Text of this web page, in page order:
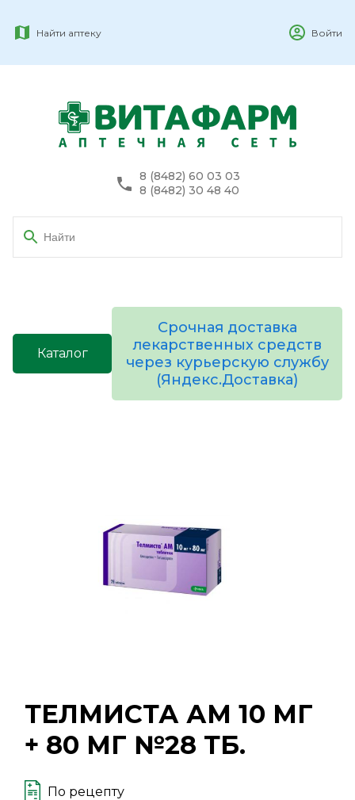
Найти аптеку Войти
8 (8482) 60 03 03
8 (8482) 30 48 40
Каталог
Срочная доставка
лекарственных средств
через курьерскую службу
(Яндекс.Доставка)
ТЕЛМИСТА АМ 10 МГ
+ 80 МГ №28 ТБ.
По рецепту